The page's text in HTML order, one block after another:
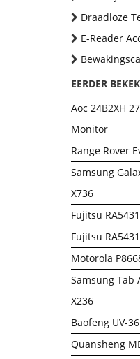
Draadloze
E-Reader
EERDER
Aoc 24B2XH
Monitor
Range Rover
Samsung
X736
Fujitsu
Fujitsu
Motorola
Samsung Tab
X236
Baofeng UV-
Quansheng